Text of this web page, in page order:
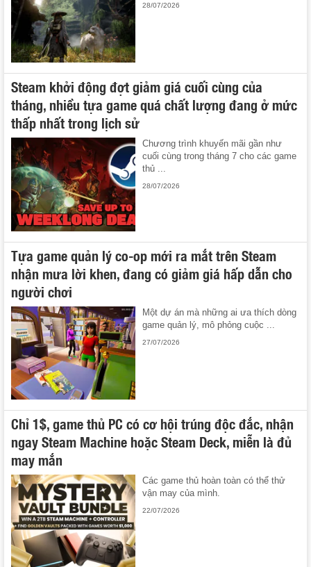
28/07/2026
Steam khởi động đợt giảm giá cuối cùng của
tháng, nhiều tựa game quá chất lượng đang ở mức
thấp nhất trong lịch sử
Chương trình khuyến mãi gần như
cuối cùng trong tháng 7 cho các game
thủ ...
28/07/2026
Tựa game quản lý co-op mới ra mắt trên Steam
nhận mưa lời khen, đang có giảm giá hấp dẫn cho
người chơi
Một dự án mà những ai ưa thích dòng
game quản lý, mô phỏng cuộc ...
27/07/2026
Chỉ 1$, game thủ PC có cơ hội trúng độc đắc, nhận
ngay Steam Machine hoặc Steam Deck, miễn là đủ
may mắn
Các game thủ hoàn toàn có thể thử
vận may của mình.
22/07/2026